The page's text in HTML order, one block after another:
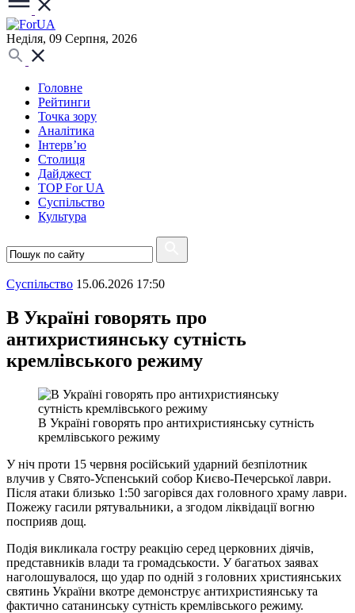
Неділя, 09 Серпня, 2026
Головне
Рейтинги
Точка зору
Аналітика
Інтерв’ю
Столиця
Дайджест
TOP For UA
Суспiльство
Культура
Суспiльство 15.06.2026 17:50
В Україні говорять про
антихристиянську сутність
кремлівського режиму
В Україні говорять про антихристиянську сутність
кремлівського режиму
У ніч проти 15 червня російський ударний безпілотник
влучив у Свято-Успенський собор Києво-Печерської лаври.
Після атаки близько 1:50 загорівся дах головного храму лаври.
Пожежу гасили рятувальники, а згодом ліквідації вогню
посприяв дощ.
Подія викликала гостру реакцію серед церковних діячів,
представників влади та громадськости. У багатьох заявах
наголошувалося, що удар по одній з головних християнських
святинь України вкотре демонструє антихристиянську та
фактично сатанинську сутність кремлівського режиму.